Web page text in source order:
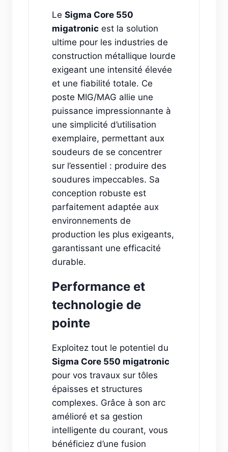
Le Sigma Core 550
migatronic est la solution
ultime pour les industries de
construction métallique lourde
exigeant une intensité élevée
et une fiabilité totale. Ce
poste MIG/MAG allie une
puissance impressionnante à
une simplicité d’utilisation
exemplaire, permettant aux
soudeurs de se concentrer
sur l’essentiel : produire des
soudures impeccables. Sa
conception robuste est
parfaitement adaptée aux
environnements de
production les plus exigeants,
garantissant une efficacité
durable.
Performance et
technologie de
pointe
Exploitez tout le potentiel du
Sigma Core 550 migatronic
pour vos travaux sur tôles
épaisses et structures
complexes. Grâce à son arc
amélioré et sa gestion
intelligente du courant, vous
bénéficiez d’une fusion